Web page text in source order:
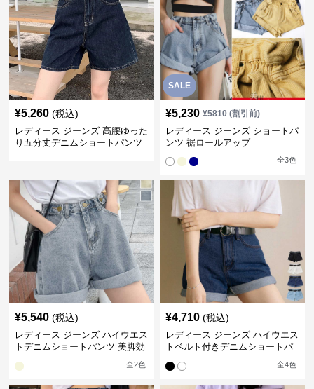
¥5,260 (税込)
レディース ジーンズ 高腰ゆった
り五分丈デニムショートパンツ
SALE
¥5,230 ¥5810(割引前)
レディース ジーンズ ショートパ
ンツ 裾ロールアップ
全3色
¥5,540 (税込)
レディース ジーンズ ハイウエス
トデニムショートパンツ 美脚効
全2色
¥4,710 (税込)
レディース ジーンズ ハイウエス
トベルト付きデニムショートパ
全4色